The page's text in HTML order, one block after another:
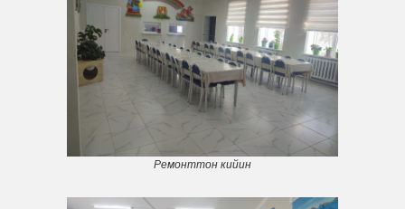
Ремонттон кийин